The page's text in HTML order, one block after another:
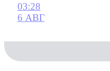
03:28
6 АВГ